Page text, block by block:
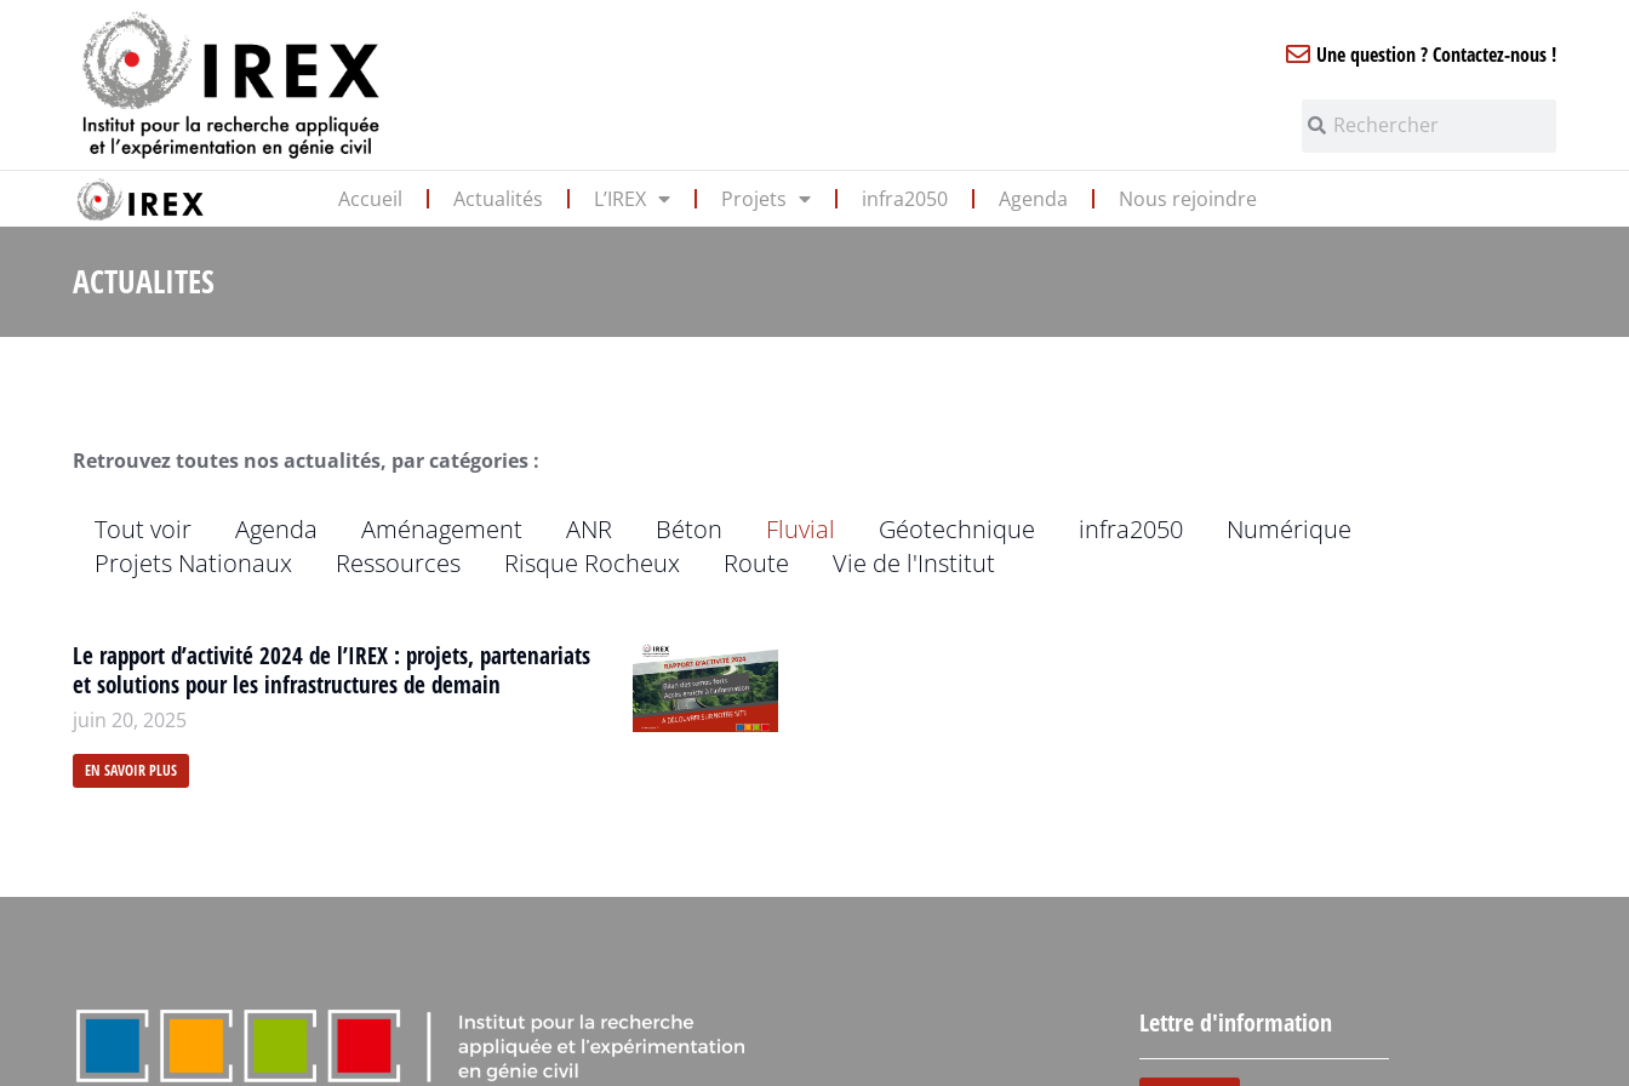
Une question ? Contactez-nous !
Accueil Actualités L’IREX Projets infra2050 Agenda Nous rejoindre
ACTUALITES
Retrouvez toutes nos actualités, par catégories :
Tout voir Agenda Aménagement ANR Béton Fluvial Géotechnique infra2050
Numérique
Projets Nationaux
Ressources Risque Rocheux Route Vie de l'Institut
Le rapport d’activité 2024 de l’IREX : projets, partenariats
et solutions pour les infrastructures de demain
juin 20, 2025
EN SAVOIR PLUS
Lettre d'information